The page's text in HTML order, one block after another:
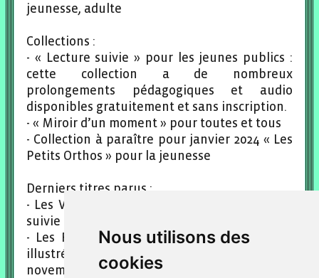
Nous utilisons des
cookies
jeunesse, adulte
Collections :
- « Lecture suivie » pour les jeunes publics :
cette collection a de nombreux
prolongements pédagogiques et audio
disponibles gratuitement et sans inscription.
- « Miroir d’un moment » pour toutes et tous
- Collection à paraître pour janvier 2024 « Les
Petits Orthos » pour la jeunesse
Derniers titres parus :
- Les Voyages de Gulliver - collection Lecture
suivie
- Les Raisons de rêver, anthologie poétique
illustrée - collection Miroir d’un moment
novembre 2023